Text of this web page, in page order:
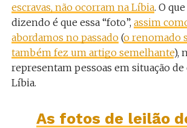
escravas, não ocorram na Líbia. O
dizendo é que essa “foto”, assim
abordamos no passado(o renomado
também fez um artigo semelhante),
representam pessoas em situação de
Líbia.
As fotos de leilão